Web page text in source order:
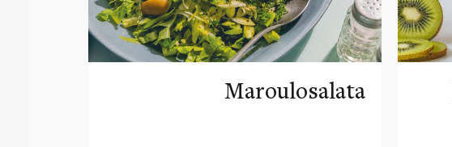
Maroulosalata